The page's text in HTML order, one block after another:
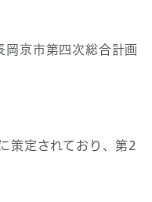
京市第四次総合計画
策定されており、第2